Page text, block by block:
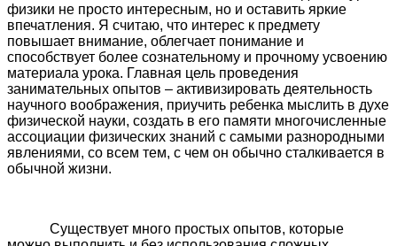
физики не просто интересным, но и оставить яркие
впечатления. Я считаю, что интерес к предмету
повышает внимание, облегчает понимание и
способствует более сознательному и прочному усвоению
материала урока. Главная цель проведения
занимательных опытов – активизировать деятельность
научного воображения, приучить ребенка мыслить в духе
физической науки, создать в его памяти многочисленные
ассоциации физических знаний с самыми разнородными
явлениями, со всем тем, с чем он обычно сталкивается в
обычной жизни.
Существует много простых опытов, которые